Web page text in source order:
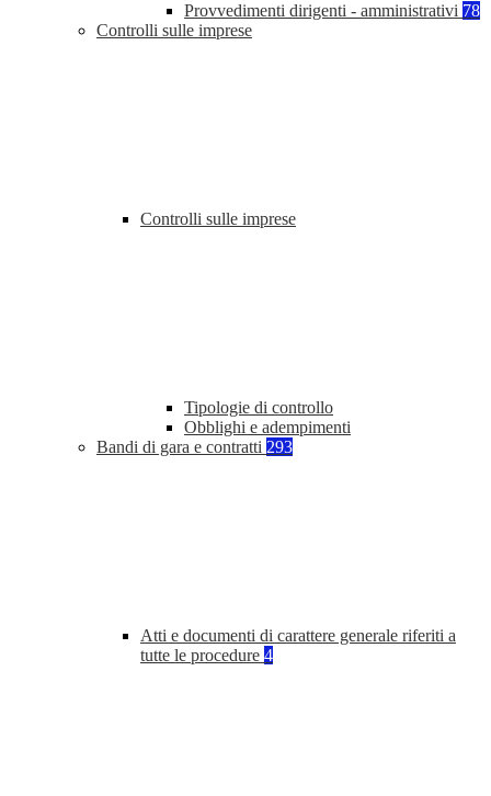
Provvedimenti dirigenti - amministrativi 78
Controlli sulle imprese
Controlli sulle imprese
Tipologie di controllo
Obblighi e adempimenti
Bandi di gara e contratti 293
Atti e documenti di carattere generale riferiti a
tutte le procedure 4